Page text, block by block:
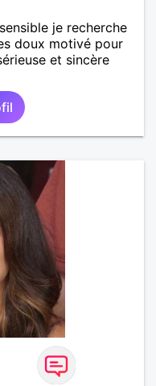
je recherche
doux motivé pour
et sincère